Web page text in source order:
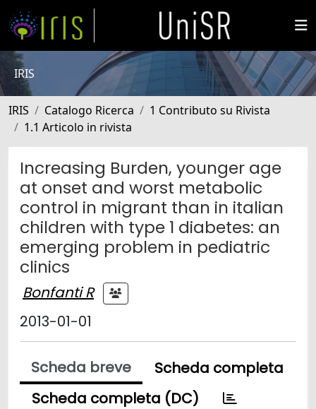
IRIS
IRIS Catalogo Ricerca
1 Contributo su Rivista
1.1 Articolo in rivista
Increasing Burden, younger age
at onset and worst metabolic
control in migrant than in italian
children with type 1 diabetes: an
emerging problem in pediatric
clinics
Bonfanti R
2013-01-01
Scheda breve
Scheda completa
Scheda completa (DC)